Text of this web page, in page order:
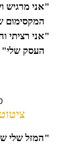
"אני מרגיש
המקסימום
"אני רציתי
העסק שלי"
"המזל שלי